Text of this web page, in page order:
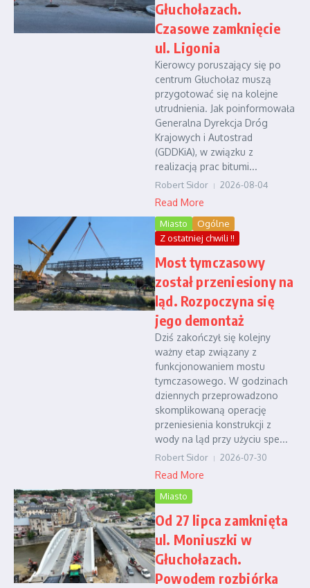
Głuchołazach.
Czasowe zamknięcie
ul. Ligonia
Kierowcy poruszający się po
centrum Głuchołaz muszą
przygotować się na kolejne
utrudnienia. Jak poinformowała
Generalna Dyrekcja Dróg
Krajowych i Autostrad
(GDDKiA), w związku z
realizacją prac bitumi...
Robert Sidor 2026-08-04
Read More
Miasto
Ogólne
Z ostatniej chwili !!
Most tymczasowy
został przeniesiony na
ląd. Rozpoczyna się
jego demontaż
Dziś zakończył się kolejny
ważny etap związany z
funkcjonowaniem mostu
tymczasowego. W godzinach
dziennych przeprowadzono
skomplikowaną operację
przeniesienia konstrukcji z
wody na ląd przy użyciu spe...
Robert Sidor 2026-07-30
Read More
Miasto
Od 27 lipca zamknięta
ul. Moniuszki w
Głuchołazach.
Powodem rozbiórka